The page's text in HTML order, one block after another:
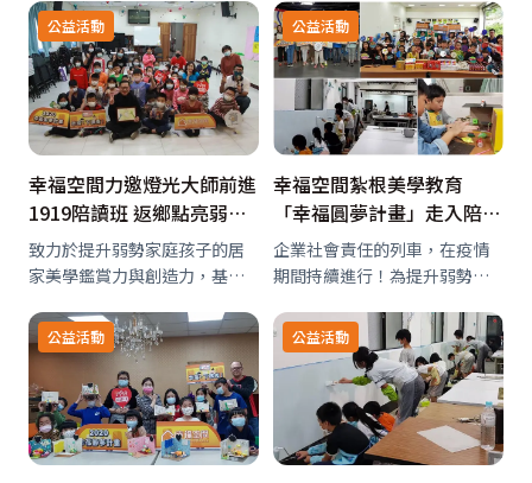
戒。全台最大室內設計平台
「幸福空間」，一直相信跟家
有關的事，就是幸福空間的
事，除了祈願每一位醫護人員
能盡快恢復正常的居家生活…
停歇。自2008年起至今，已邁
入第13年，今年首度與「世界
和平會」與「小胖威利病友關
懷協會」合…
公益活動
幸福空間力邀燈光大師前進
1919陪讀班 返鄉點亮弱勢
童美感教育
致力於提升弱勢家庭孩子的居
家美學鑑賞力與創造力，基督
手舉辦「2020幸福圓夢計
畫」。在3月至6月的上半年課
程結束後，緊接著展開7月至11
月的下半年課程，北起基隆、
南至屏東，邀…
公益活動
幸福空間紮根美學教育
「幸福圓夢計畫」走入陪讀
班 啟發弱勢童美感創造力
企業社會責任的列車，在疫情
期間持續進行！為提升弱勢家
力，國內最大的室內設計平台
— 幸福空間攜手基督教救助協
會1919陪讀班與逢甲建築小書
屋，共同舉辦「2020幸福圓夢
計畫」，…
公益活動 公益活動